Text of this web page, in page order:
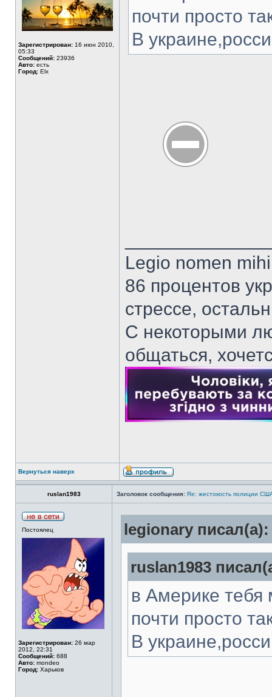
Зарегистрирован: 16 июн 2010,
05:33
Сообщений: 23936
Авто: есть
Город: Elx
почти просто
В
Legio nomen
86 процентов
стрессе,
С некоторыми
общаться,
Вернуться наверх
ruslan1983 Заголовок сообщения: Re: жестокость полиции
Постоялец
Зарегистрирован: 26 мар
2012, 22:31
Сообщений: 688
Авто: mondeo
Город: Харьков
legionary писал(а):
ruslan1983
в Америке тебя
почти просто
В